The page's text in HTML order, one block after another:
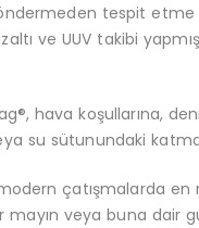
tespit
ve UUV takibi
hava
su sütunundaki
çatışmalarda
mayın veya buna